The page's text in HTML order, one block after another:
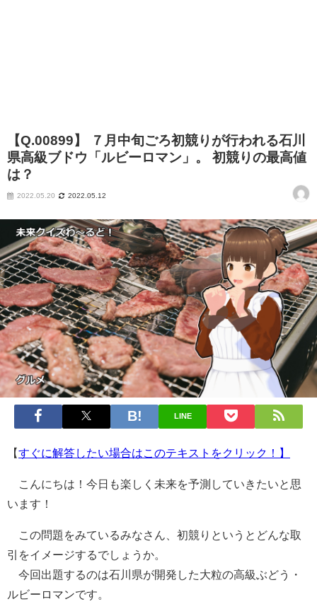
【Q.00899】 ７月中旬ごろ初競りが行われる石川
県高級ブドウ「ルビーロマン」。 初競りの最高値
は？
2022.05.20 2022.05.12
LINE
【すぐに解答したい場合はこのテキストをクリック！】
こんにちは！今日も楽しく未来を予測していきたいと思
います！
この問題をみているみなさん、初競りというとどんな取
引をイメージするでしょうか。
今回出題するのは石川県が開発した大粒の高級ぶどう・
ルビーロマンです。